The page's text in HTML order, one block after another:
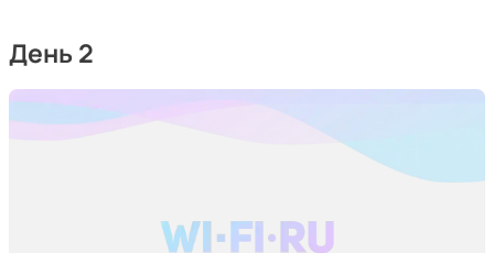
День 2